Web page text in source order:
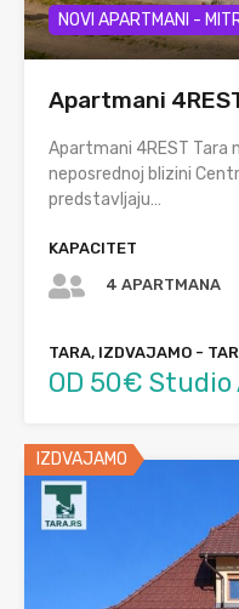
NOVI APARTMANI -
Apartmani
Apartmani 4REST Tara
neposrednoj blizini
predstavljaju…
KAPACITET
4 APARTMANA
TARA, IZDVAJAMO -
OD 50€
IZDVAJAMO